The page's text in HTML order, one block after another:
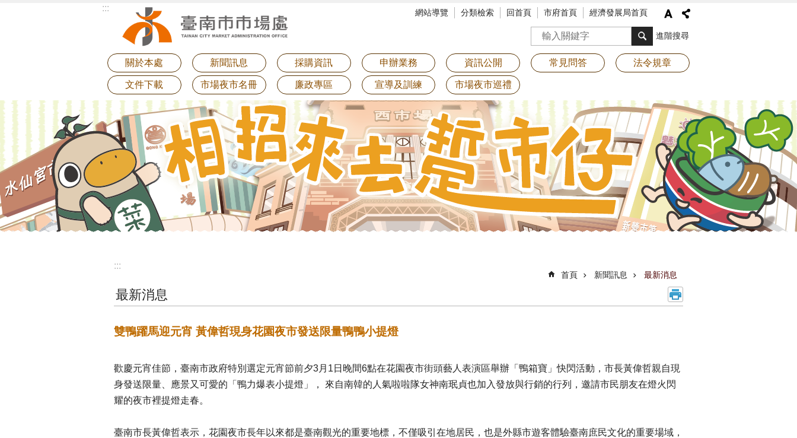
::: 網站導覽 分類檢索 回首頁 市府首頁 經濟發展局首頁
搜尋 進階搜尋
關於本處 新聞訊息 採購資訊 申辦業務 資訊公開 常見問答 法令規章
文件下載 市場夜市名冊 廉政專區 宣導及訓練 市場夜市巡禮
:::
首頁 新聞訊息 最新消息
最新消息
雙鴨躍馬迎元宵 黃偉哲現身花園夜市發送限量鴨鴨小提燈
歡慶元宵佳節，臺南市政府特別選定元宵節前夕3月1日晚間6點在花園夜市街頭藝人表演區舉辦「鴨箱寶」快閃活動，市長黃偉哲親自現
身發送限量、應景又可愛的「鴨力爆表小提燈」， 來自南韓的人氣啦啦隊女神南珉貞也加入發放與行銷的行列，邀請市民朋友在燈火閃
耀的夜市裡提燈走春。
臺南市長黃偉哲表示，花園夜市長年以來都是臺南觀光的重要地標，不僅吸引在地居民，也是外縣市遊客體驗臺南庶民文化的重要場域，